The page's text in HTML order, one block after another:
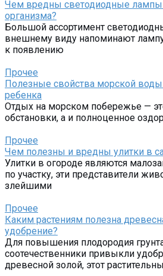
Чем вредны светодиодные лампы
организма?
Большой ассортимент
внешнему виду напоминают
к появлению
Прочее
Полезные свойства морской
ребенка
Отдых на морском побережье —
обстановки, а и полноценное
Прочее
Чем полезны и вредны улитки в
Улитки в огороде являются
по участку, эти представители
злейшими
Прочее
Каким растениям полезна
удобрение?
Для повышения плодородия
соотечественники привыкли
древесной золой, этот